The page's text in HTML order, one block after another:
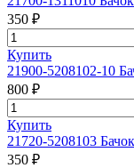
350 ₽
Купить
21900-5208102-10
800 ₽
Купить
21720-5208103
350 ₽